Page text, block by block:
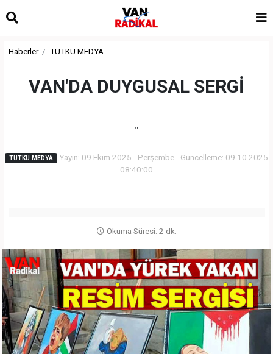
Haberler TUTKU MEDYA
VAN'DA DUYGUSAL SERGİ
..
TUTKU MEDYA Yayın: 09 Ekim 2025 - Perşembe - Güncelleme: 09.10.2025
08:40:00
Okuma Süresi: 2 dk.